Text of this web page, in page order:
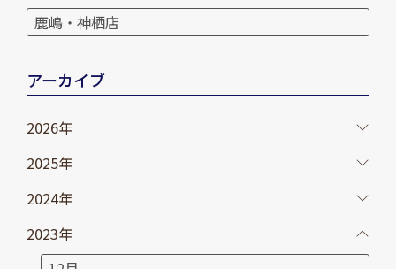
鹿嶋・神栖店
アーカイブ
2026年
2025年
2024年
2023年